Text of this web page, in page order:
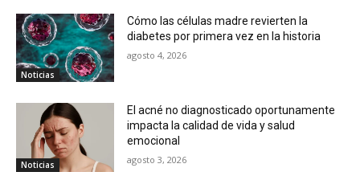
Noticias
Cómo las células madre revierten la
diabetes por primera vez en la historia
agosto 4, 2026
Noticias
El acné no diagnosticado oportunamente
impacta la calidad de vida y salud
emocional
agosto 3, 2026